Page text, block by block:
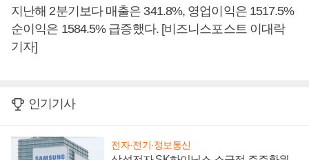
지난해 2분기보다 매출은 341.8%, 영업이익은 1517.5%
순이익은 1584.5% 급증했다. [비즈니스포스트 이대락
기자]
인기기사
전자·전기·정보통신